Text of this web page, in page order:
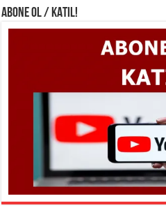
ABONE OL / KATIL!